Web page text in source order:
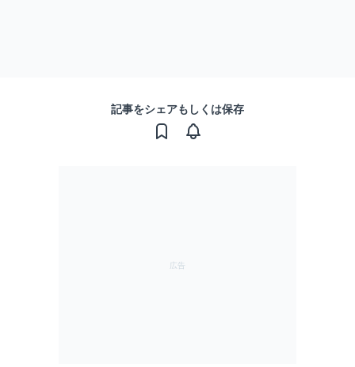
記事をシェアもしくは保存